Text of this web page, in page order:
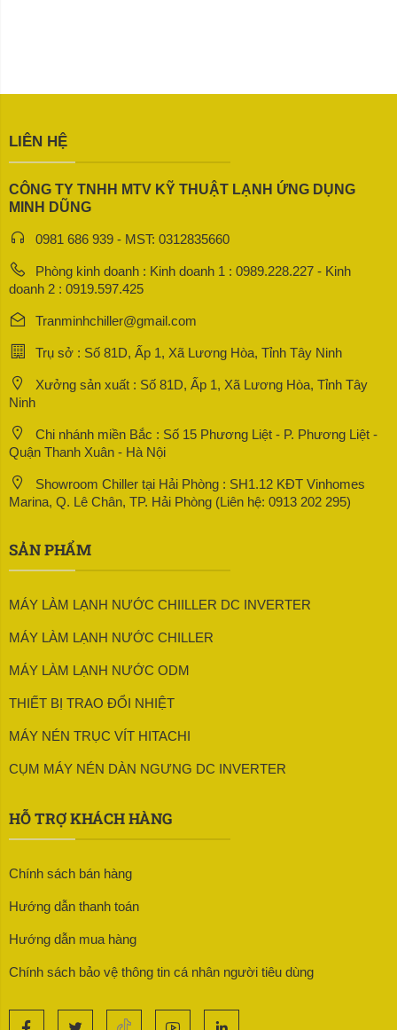
LIÊN HỆ
CÔNG TY TNHH MTV KỸ THUẬT LẠNH ỨNG DỤNG
MINH DŨNG
0981 686 939 - MST: 0312835660
Phòng kinh doanh : Kinh doanh 1 : 0989.228.227 - Kinh
doanh 2 : 0919.597.425
Tranminhchiller@gmail.com
Trụ sở : Số 81D, Ấp 1, Xã Lương Hòa, Tỉnh Tây Ninh
Xưởng sản xuất : Số 81D, Ấp 1, Xã Lương Hòa, Tỉnh Tây
Ninh
Chi nhánh miền Bắc : Số 15 Phương Liệt - P. Phương Liệt -
Quận Thanh Xuân - Hà Nội
Showroom Chiller tại Hải Phòng : SH1.12 KĐT Vinhomes
Marina, Q. Lê Chân, TP. Hải Phòng (Liên hệ: 0913 202 295)
SẢN PHẨM
MÁY LÀM LẠNH NƯỚC CHIILLER DC INVERTER
MÁY LÀM LẠNH NƯỚC CHILLER
MÁY LÀM LẠNH NƯỚC ODM
THIẾT BỊ TRAO ĐỔI NHIỆT
MÁY NÉN TRỤC VÍT HITACHI
CỤM MÁY NÉN DÀN NGƯNG DC INVERTER
HỖ TRỢ KHÁCH HÀNG
Chính sách bán hàng
Hướng dẫn thanh toán
Hướng dẫn mua hàng
Chính sách bảo vệ thông tin cá nhân người tiêu dùng